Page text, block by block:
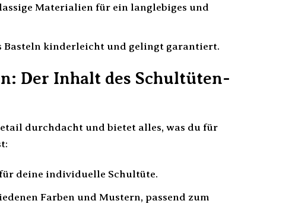
Materialien für ein langlebiges und
kinderleicht und gelingt garantiert.
Der Inhalt des Schultüten-
durchdacht und bietet alles, was du für
deine individuelle Schultüte.
Farben und Mustern, passend zum